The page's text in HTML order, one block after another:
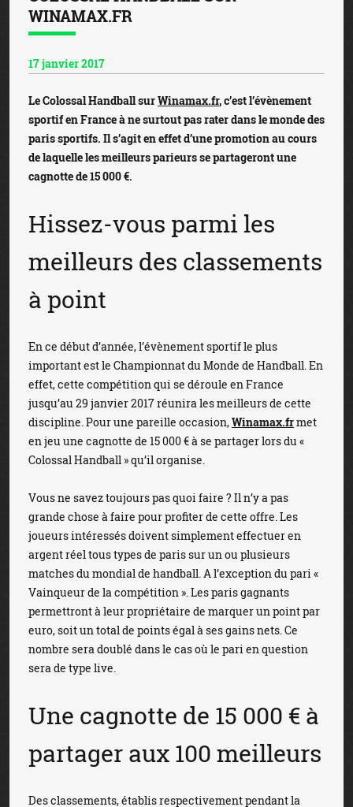
WINAMAX.FR
17 janvier 2017
Le Colossal Handball surWinamax.fr, c’est l’évènement
sportif en France à ne surtout pas rater dans le monde des
paris sportifs. Il s’agit en effet d’une promotion au cours
de laquelle les meilleurs parieurs se partageront une
cagnotte de 15 000 €.
Hissez-vous parmi les
meilleurs des classements
à point
En ce début d’année, l’évènement sportif le plus
important est le Championnat du Monde de Handball. En
effet, cette compétition qui se déroule en France
jusqu’au 29 janvier 2017 réunira les meilleurs de cette
discipline. Pour une pareille occasion,Winamax.frmet
en jeu une cagnotte de 15 000 € à se partager lors du «
Colossal Handball » qu’il organise.
Vous ne savez toujours pas quoi faire ? Il n’y a pas
grande chose à faire pour profiter de cette offre. Les
joueurs intéressés doivent simplement effectuer en
argent réel tous types de paris sur un ou plusieurs
matches du mondial de handball. A l’exception du pari «
Vainqueur de la compétition ». Les paris gagnants
permettront à leur propriétaire de marquer un point par
euro, soit un total de points égal à ses gains nets. Ce
nombre sera doublé dans le cas où le pari en question
sera de type live.
Une cagnotte de 15 000 € à
partager aux 100 meilleurs
Des classements, établis respectivement pendant la